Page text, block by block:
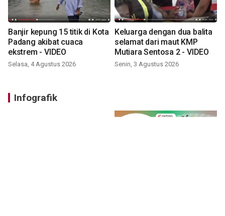
Banjir kepung 15 titik di Kota
Padang akibat cuaca
ekstrem - VIDEO
Selasa, 4 Agustus 2026
Keluarga dengan dua balita
selamat dari maut KMP
Mutiara Sentosa 2 - VIDEO
Senin, 3 Agustus 2026
Infografik